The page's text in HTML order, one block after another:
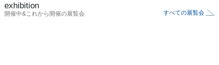
exhibition
開催中&これから開催の展覧会 すべての展覧会